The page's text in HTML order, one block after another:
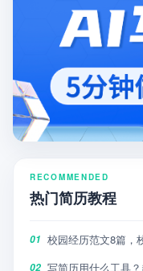
RECOMMENDED
热门简历教程
01 校园经历范文8篇，
02 写简历用什么工具